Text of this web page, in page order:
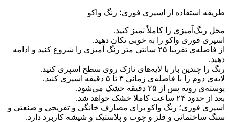
طریقه استفاده از اسپری فوری؛ رنگ واکو
محل رنگ‌آمیزی را کاملاً تمیز کنید.
اسپری فوری واکو را به خوبی تکان دهید.
از فاصله‌ی تقریبا ۲۵ سانتی متر رنگ آمیزی را شروع کنید و ادامه
دهید.
رنگ را چندین بار با لایه‌های نازک روی سطح اسپری کنید.
لایه‌ی دوم را با فاصله‌ی زمانی ۳ تا ۵ دقیقه اسپری کنید.
پوسته‌ی رویه‌ پس از ۲۵ دقیقه خشک می‌شود.
بعد از حدود ۲۴ ساعت کاملا خشک خواهد شد.
اسپری فوری؛ رنگ واکو برای مصارف خانگی و تفریحی و صنعتی و
سنگ ساختمانی و فلز و چوب و پلاستیک و شیشه کاربرد دارد.